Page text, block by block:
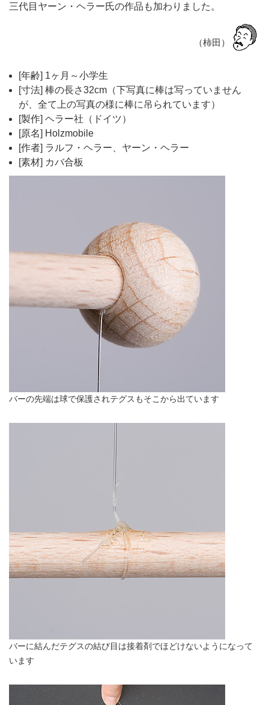
三代目ヤーン・ヘラー氏の作品も加わりました。
（柿田）
[年齢] 1ヶ月～小学生
[寸法] 棒の長さ32cm（下写真に棒は写っていません
が、全て上の写真の様に棒に吊られています）
[製作] ヘラー社（ドイツ）
[原名] Holzmobile
[作者] ラルフ・ヘラー、ヤーン・ヘラー
[素材] カバ合板
バーの先端は球で保護されテグスもそこから出ています
バーに結んだテグスの結び目は接着剤でほどけないようになって
います